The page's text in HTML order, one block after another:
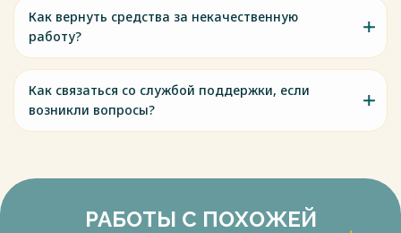
Как вернуть средства за некачественную
работу?
Как связаться со службой поддержки, если
возникли вопросы?
РАБОТЫ С ПОХОЖЕЙ